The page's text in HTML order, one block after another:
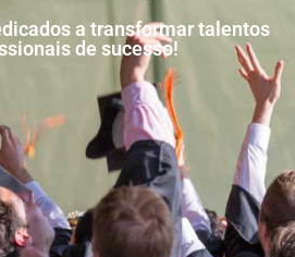
a transformar talentos
de sucesso!